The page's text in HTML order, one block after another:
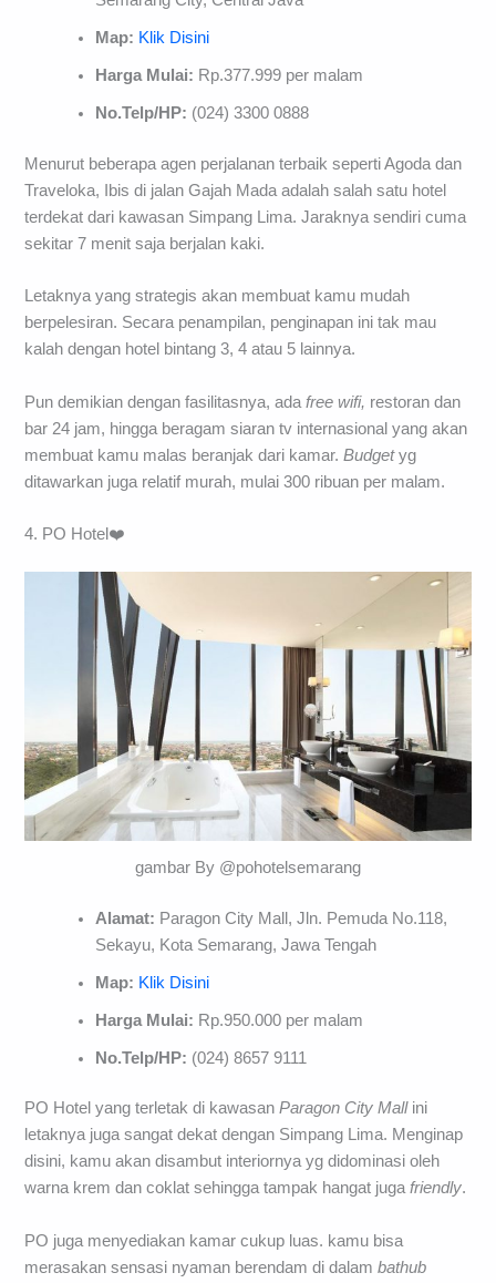
Map: Klik Disini
Harga Mulai: Rp.377.999 per malam
No.Telp/HP: (024) 3300 0888
Menurut beberapa agen perjalanan terbaik seperti Agoda dan
Traveloka, Ibis di jalan Gajah Mada adalah salah satu hotel
terdekat dari kawasan Simpang Lima. Jaraknya sendiri cuma
sekitar 7 menit saja berjalan kaki.
Letaknya yang strategis akan membuat kamu mudah
berpelesiran. Secara penampilan, penginapan ini tak mau
kalah dengan hotel bintang 3, 4 atau 5 lainnya.
Pun demikian dengan fasilitasnya, adafree wifi, restoran dan
bar 24 jam, hingga beragam siaran tv internasional yang akan
membuat kamu malas beranjak dari kamar.Budgetyg
ditawarkan juga relatif murah, mulai 300 ribuan per malam.
4. PO Hotel❤️
gambar By @pohotelsemarang
Alamat: Paragon City Mall, Jln. Pemuda No.118,
Sekayu, Kota Semarang, Jawa Tengah
Map: Klik Disini
Harga Mulai: Rp.950.000 per malam
No.Telp/HP: (024) 8657 9111
PO Hotel yang terletak di kawasanParagon City Mallini
letaknya juga sangat dekat dengan Simpang Lima. Menginap
disini, kamu akan disambut interiornya yg didominasi oleh
warna krem dan coklat sehingga tampak hangat jugafriendly.
PO juga menyediakan kamar cukup luas. kamu bisa
merasakan sensasi nyaman berendam di dalambathub